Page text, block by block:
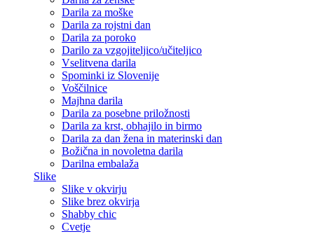
Darila za moške
Darila za rojstni dan
Darila za poroko
Darilo za vzgojiteljico/učiteljico
Vselitvena darila
Spominki iz Slovenije
Voščilnice
Majhna darila
Darila za posebne priložnosti
Darila za krst, obhajilo in birmo
Darila za dan žena in materinski dan
Božična in novoletna darila
Darilna embalaža
Slike
Slike v okvirju
Slike brez okvirja
Shabby chic
Cvetje